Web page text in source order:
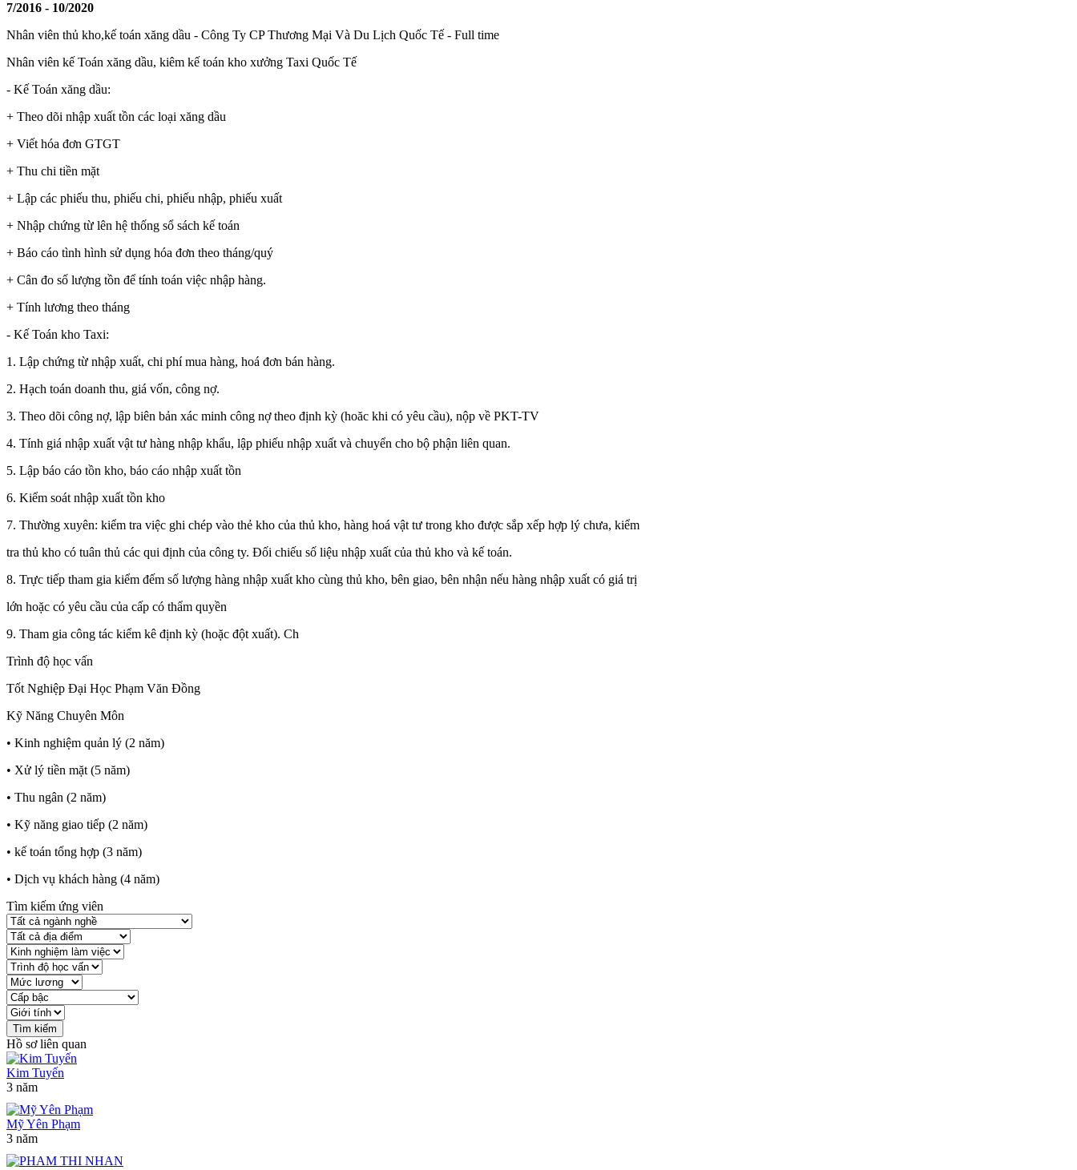
7/2016 - 10/2020
Nhân viên thủ kho,kế toán xăng dầu - Công Ty CP Thương Mại Và Du Lịch Quốc Tế - Full time
Nhân viên kế Toán xăng dầu, kiêm kế toán kho xưởng Taxi Quốc Tế
- Kế Toán xăng dầu:
+ Theo dõi nhập xuất tồn các loại xăng dầu
+ Viết hóa đơn GTGT
+ Thu chi tiền mặt
+ Lập các phiếu thu, phiếu chi, phiếu nhập, phiếu xuất
+ Nhập chứng từ lên hệ thống sổ sách kế toán
+ Báo cáo tình hình sử dụng hóa đơn theo tháng/quý
+ Cân đo số lượng tồn để tính toán việc nhập hàng.
+ Tính lương theo tháng
- Kế Toán kho Taxi:
1. Lập chứng từ nhập xuất, chi phí mua hàng, hoá đơn bán hàng.
2. Hạch toán doanh thu, giá vốn, công nợ.
3. Theo dõi công nợ, lập biên bản xác minh công nợ theo định kỳ (hoăc khi có yêu cầu), nộp về PKT-TV
4. Tính giá nhập xuất vật tư hàng nhập khẩu, lập phiếu nhập xuất và chuyển cho bộ phận liên quan.
5. Lập báo cáo tồn kho, báo cáo nhập xuất tồn
6. Kiểm soát nhập xuất tồn kho
7. Thường xuyên: kiểm tra việc ghi chép vào thẻ kho của thủ kho, hàng hoá vật tư trong kho được sắp xếp hợp lý chưa, kiểm
tra thủ kho có tuân thủ các qui định của công ty. Đối chiếu số liệu nhập xuất của thủ kho và kế toán.
8. Trực tiếp tham gia kiểm đếm số lượng hàng nhập xuất kho cùng thủ kho, bên giao, bên nhận nếu hàng nhập xuất có giá trị
lớn hoặc có yêu cầu của cấp có thẩm quyền
9. Tham gia công tác kiểm kê định kỳ (hoặc đột xuất). Ch
Trình độ học vấn
Tốt Nghiệp Đại Học Phạm Văn Đồng
Kỹ Năng Chuyên Môn
• Kinh nghiệm quản lý (2 năm)
• Xử lý tiền mặt (5 năm)
• Thu ngân (2 năm)
• Kỹ năng giao tiếp (2 năm)
• kế toán tổng hợp (3 năm)
• Dịch vụ khách hàng (4 năm)
Tìm kiếm ứng viên
Hồ sơ liên quan
Kim Tuyến
3 năm
Mỹ Yên Phạm
3 năm